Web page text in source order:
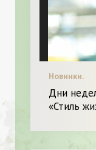
Новинки.
Дни
«Стиль